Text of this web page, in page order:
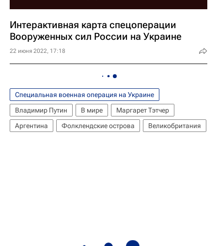
Интерактивная карта спецоперации
Вооруженных сил России на Украине
22 июня 2022, 17:18
Специальная военная операция на Украине
Владимир Путин
В мире
Маргарет Тэтчер
Аргентина
Фолклендские острова Великобритания